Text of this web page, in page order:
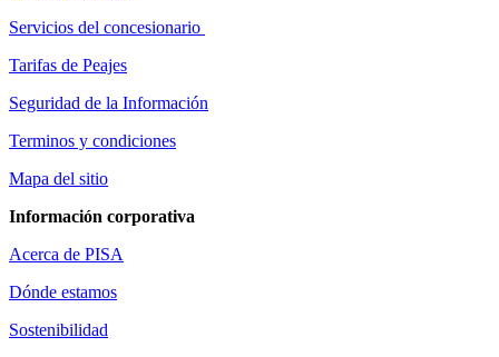
Servicios del concesionario
Tarifas de Peajes
Seguridad de la Información
Terminos y condiciones
Mapa del sitio
Información corporativa
Acerca de PISA
Dónde estamos
Sostenibilidad